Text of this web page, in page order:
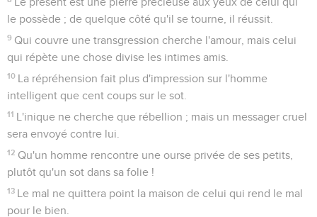
le possède ; de quelque côté qu'il se tourne, il réussit.
9 Qui couvre une transgression cherche l'amour, mais celui
qui répète une chose divise les intimes amis.
10 La répréhension fait plus d'impression sur l'homme
intelligent que cent coups sur le sot.
11 L'inique ne cherche que rébellion ; mais un messager cruel
sera envoyé contre lui.
12 Qu'un homme rencontre une ourse privée de ses petits,
plutôt qu'un sot dans sa folie !
13 Le mal ne quittera point la maison de celui qui rend le mal
pour le bien.